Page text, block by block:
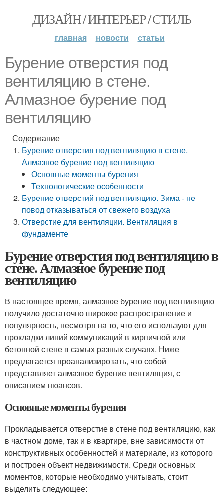
ДИЗАЙН / ИНТЕРЬЕР / СТИЛЬ
главная новости статьи
Бурение отверстия под
вентиляцию в стене.
Алмазное бурение под
вентиляцию
Содержание
Бурение отверстия под вентиляцию в стене.
Алмазное бурение под вентиляцию
Основные моменты бурения
Технологические особенности
Бурение отверстий под вентиляцию. Зима - не
повод отказываться от свежего воздуха
Отверстие для вентиляции. Вентиляция в
фундаменте
Бурение отверстия под вентиляцию в
стене. Алмазное бурение под
вентиляцию
В настоящее время, алмазное бурение под вентиляцию
получило достаточно широкое распространение и
популярность, несмотря на то, что его используют для
прокладки линий коммуникаций в кирпичной или
бетонной стене в самых разных случаях. Ниже
предлагается проанализировать, что собой
представляет алмазное бурение вентиляция, с
описанием нюансов.
Основные моменты бурения
Прокладывается отверстие в стене под вентиляцию, как
в частном доме, так и в квартире, вне зависимости от
конструктивных особенностей и материале, из которого
и построен объект недвижимости. Среди основных
моментов, которые необходимо учитывать, стоит
выделить следующее: